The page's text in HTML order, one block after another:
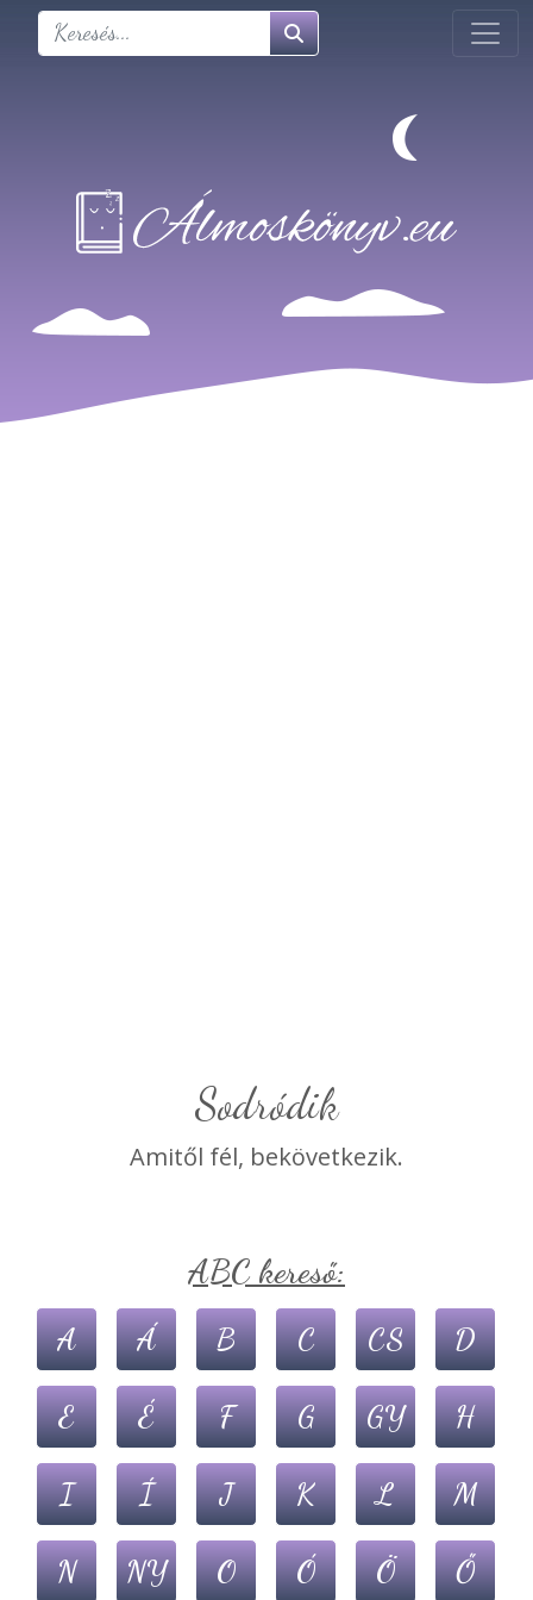
Sodródik
Amitől fél, bekövetkezik.
ABC kereső:
A Á B C CS D
E É F G GY H
I Í J K L M
N NY O Ó Ö Ő